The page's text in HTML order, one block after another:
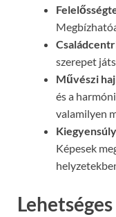
szerepet
Művészi
és a
valamilyen
Képesek